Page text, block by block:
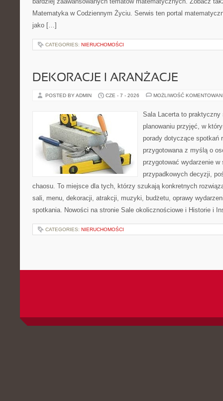
Matematyka w Codziennym Życiu. Serwis ten portal
jako […]
CATEGORIES: NIERUCHOMOŚCI
DEKORACJE I ARANŻACJE
POSTED BY ADMIN CZE - 7 - 2026 MOŻLIWOŚĆ
Sala Lacerta to praktyczny
planowaniu przyjęć, w
porady dotyczące spotkań
przygotowana z myślą o
przygotować wydarzenie
przypadkowych decyzji,
chaosu. To miejsce dla tych, którzy szukają konkretnych
sali, menu, dekoracji, atrakcji, muzyki, budżetu, oprawy
spotkania. Nowości na stronie Sale okolicznościowe i Historie i
CATEGORIES: NIERUCHOMOŚCI